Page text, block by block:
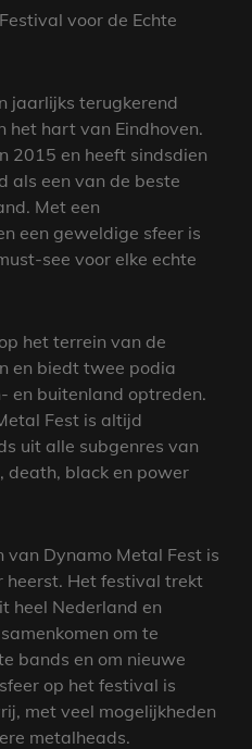
voor de Echte
jaarlijks terugkerend
hart van Eindhoven.
2015 en heeft sindsdien
als een van de beste
Met een
een geweldige sfeer is
see voor elke echte
het terrein van de
en biedt twee podia
en buitenland optreden.
Fest is altijd
uit alle subgenres van
death, black en power
van Dynamo Metal Fest is
heerst. Het festival trekt
heel Nederland en
om te
bands en om nieuwe
op het festival is
met veel mogelijkheden
metalheads.